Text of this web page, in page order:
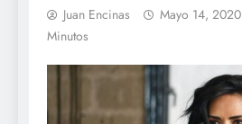
Juan Encinas Mayo 14, 2020
Minutos